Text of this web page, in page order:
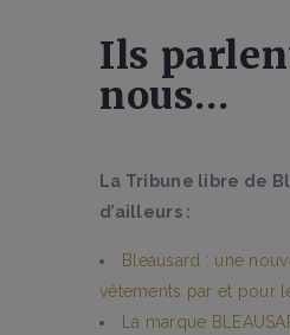
Ils
nous…
La Tribune libre de
d’ailleurs :
Bleausard : une
vêtements par et pour
La marque